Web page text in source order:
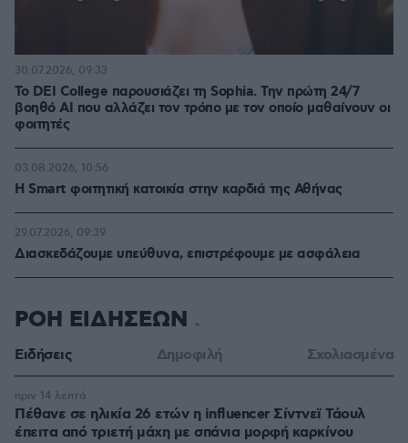
Το DEI College παρουσιάζει τη Sophia. Την πρώτη 24/7
βοηθό AI που αλλάζει τον τρόπο με τον οποίο μαθαίνουν οι
φοιτητές
30.07.2026, 09:33
Η Smart φοιτητική κατοικία στην καρδιά της Αθήνας
03.08.2026, 10:56
Διασκεδάζουμε υπεύθυνα, επιστρέφουμε με ασφάλεια
29.07.2026, 09:39
ΡΟΗ ΕΙΔΗΣΕΩΝ
Ειδήσεις Δημοφιλή Σχολιασμένα
Πέθανε σε ηλικία 26 ετών η influencer Σίντνεϊ Τάουλ
έπειτα από τριετή μάχη με σπάνια μορφή καρκίνου
πριν 14 λεπτά